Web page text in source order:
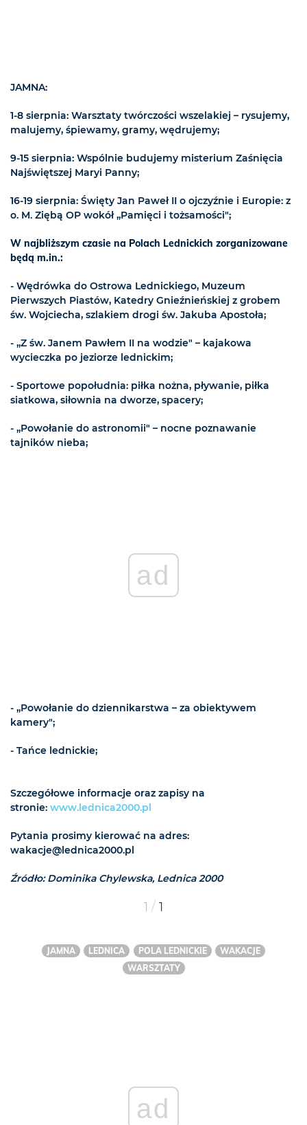
JAMNA:
1-8 sierpnia: Warsztaty twórczości wszelakiej – rysujemy,
malujemy, śpiewamy, gramy, wędrujemy;
9-15 sierpnia: Wspólnie budujemy misterium Zaśnięcia
Najświętszej Maryi Panny;
16-19 sierpnia: Święty Jan Paweł II o ojczyźnie i Europie: z
o. M. Ziębą OP wokół „Pamięci i tożsamości";
W najbliższym czasie na Polach Lednickich zorganizowane
będą m.in.:
- Wędrówka do Ostrowa Lednickiego, Muzeum
Pierwszych Piastów, Katedry Gnieźnieńskiej z grobem
św. Wojciecha, szlakiem drogi św. Jakuba Apostoła;
- „Z św. Janem Pawłem II na wodzie" – kajakowa
wycieczka po jeziorze lednickim;
- Sportowe popołudnia: piłka nożna, pływanie, piłka
siatkowa, siłownia na dworze, spacery;
- „Powołanie do astronomii" – nocne poznawanie
tajników nieba;
ad
- „Powołanie do dziennikarstwa – za obiektywem
kamery";
- Tańce lednickie;
Szczegółowe informacje oraz zapisy na
stronie: www.lednica2000.pl
Pytania prosimy kierować na adres:
wakacje@lednica2000.pl
Źródło: Dominika Chylewska, Lednica 2000
1 / 1
JAMNA LEDNICA POLA LEDNICKIE
WAKACJE
WARSZTATY
ad